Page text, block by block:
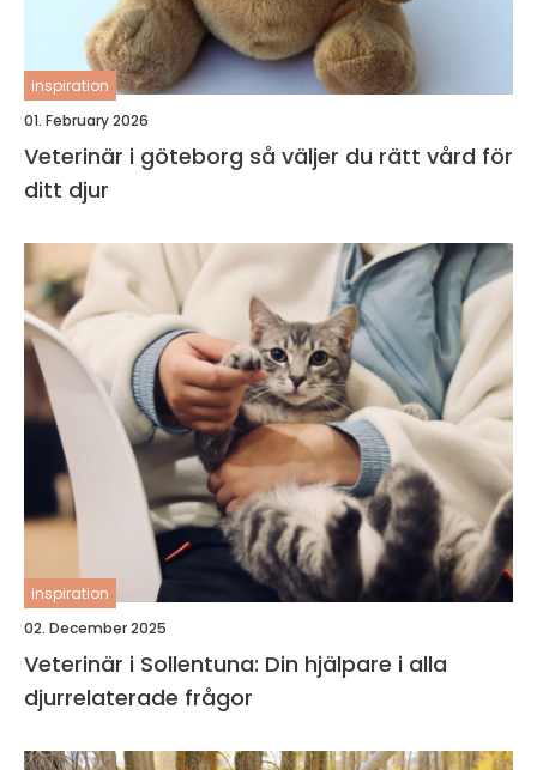
inspiration
01. February 2026
Veterinär i göteborg så väljer du rätt vård för
ditt djur
inspiration
02. December 2025
Veterinär i Sollentuna: Din hjälpare i alla
djurrelaterade frågor